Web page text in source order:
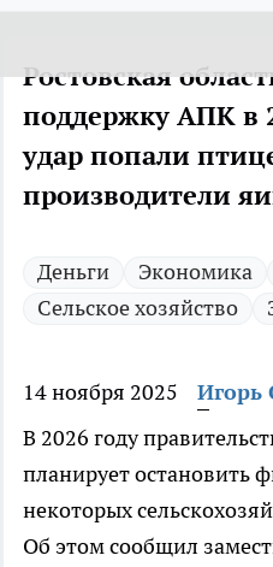
Ростовская
поддержку АПК в
удар попали
производители
Деньги Экономика
Сельское хозяйство
14 ноября 2025
Игорь
В 2026 году
планирует остановить
некоторых
Об этом сообщил